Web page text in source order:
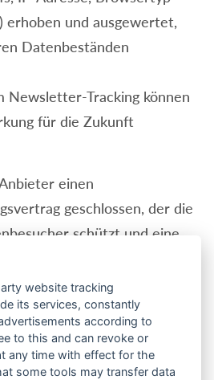
erhoben und ausgewertet,
Datenbeständen
Newsletter-Tracking können
für die Zukunft
einen
geschlossen, der die
schützt und eine
untersagt.
nach Kanada ist ein
durch einen
der Europäischen
website tracking
its services, constantly
according to
to this and can revoke or
any time with effect for the
some tools may transfer data